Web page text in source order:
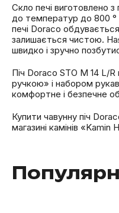
Скло печі виготовлено з
до температур до 800
печі Doraco
залишається чистою.
швидко і зручно
Піч Doraco STO M 14 L/
ручкою» і набором
комфортне і безпечне
Купити чавунну піч
магазині камінів «Kamin